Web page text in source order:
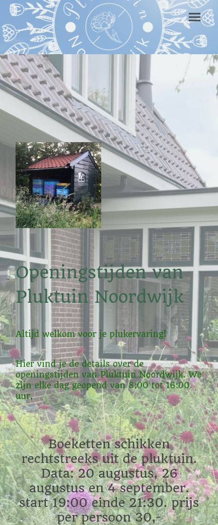
Openingstijden van
Pluktuin Noordwijk
Altijd welkom voor je plukervaring!
Hier vind je de details over de
openingstijden van Pluktuin Noordwijk. We
zijn elke dag geopend van 8:00 tot 16:00
uur,
Boeketten schikken
rechtstreeks uit de pluktuin.
Data: 20 augustus, 26
augustus en 4 september.
start 19:00 einde 21:30. prijs
per persoon 30,-